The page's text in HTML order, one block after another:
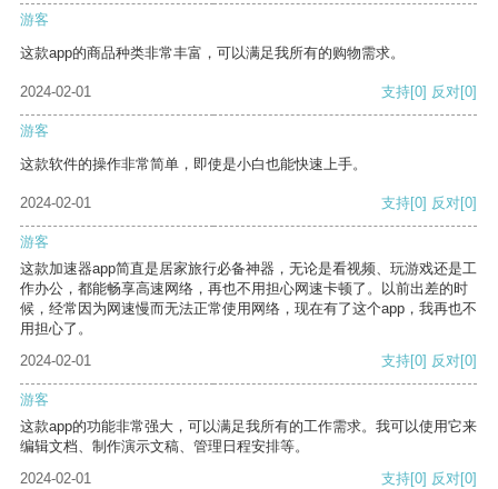
游客
这款app的商品种类非常丰富，可以满足我所有的购物需求。
2024-02-01 支持[0] 反对[0]
游客
这款软件的操作非常简单，即使是小白也能快速上手。
2024-02-01 支持[0] 反对[0]
游客
这款加速器app简直是居家旅行必备神器，无论是看视频、玩游戏还是工
作办公，都能畅享高速网络，再也不用担心网速卡顿了。以前出差的时
候，经常因为网速慢而无法正常使用网络，现在有了这个app，我再也不
用担心了。
2024-02-01
支持[0] 反对[0]
游客
这款app的功能非常强大，可以满足我所有的工作需求。我可以使用它来
编辑文档、制作演示文稿、管理日程安排等。
2024-02-01
支持[0] 反对[0]